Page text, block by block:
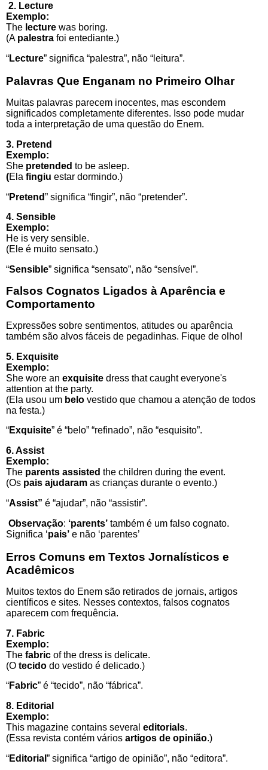
2. Lecture
Exemplo:
The lecture was boring.
(A palestra foi entediante.)
“Lecture” significa “palestra”, não “leitura”.
Palavras Que Enganam no Primeiro Olhar
Muitas palavras parecem inocentes, mas escondem
significados completamente diferentes. Isso pode mudar
toda a interpretação de uma questão do Enem.
3. Pretend
Exemplo:
She pretended to be asleep.
(Ela fingiu estar dormindo.)
“Pretend” significa “fingir”, não “pretender”.
4. Sensible
Exemplo:
He is very sensible.
(Ele é muito sensato.)
“Sensible” significa “sensato”, não “sensível”.
Falsos Cognatos Ligados à Aparência e
Comportamento
Expressões sobre sentimentos, atitudes ou aparência
também são alvos fáceis de pegadinhas. Fique de olho!
5. Exquisite
Exemplo:
She wore an exquisite dress that caught everyone's
attention at the party.
(Ela usou um belo vestido que chamou a atenção de todos
na festa.)
“Exquisite” é “belo” “refinado”, não “esquisito”.
6. Assist
Exemplo:
The parents assisted the children during the event.
(Os pais ajudaram as crianças durante o evento.)
“Assist” é “ajudar”, não “assistir”.
Observação: ‘parents’ também é um falso cognato.
Significa ‘pais’ e não ‘parentes’
Erros Comuns em Textos Jornalísticos e
Acadêmicos
Muitos textos do Enem são retirados de jornais, artigos
científicos e sites. Nesses contextos, falsos cognatos
aparecem com frequência.
7. Fabric
Exemplo:
The fabric of the dress is delicate.
(O tecido do vestido é delicado.)
“Fabric” é “tecido”, não “fábrica”.
8. Editorial
Exemplo:
This magazine contains several editorials.
(Essa revista contém vários artigos de opinião.)
“Editorial ” significa “artigo de opinião”, não “editora”.